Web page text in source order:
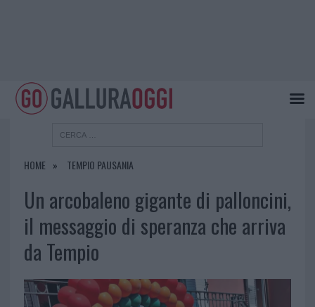
HOME TEMPIO PAUSANIA
Un arcobaleno gigante di palloncini,
il messaggio di speranza che arriva
da Tempio